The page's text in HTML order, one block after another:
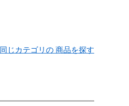
同じカテゴリの 商品を探す